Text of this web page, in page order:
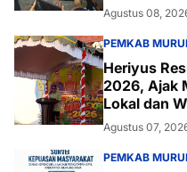
Agustus 08,
PEMKAB
Heriyus
2026, Ajak
Lokal dan
Agustus 07,
PEMKAB